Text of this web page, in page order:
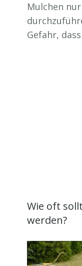
Mulchen
Gefahr,
Wie oft
werden?